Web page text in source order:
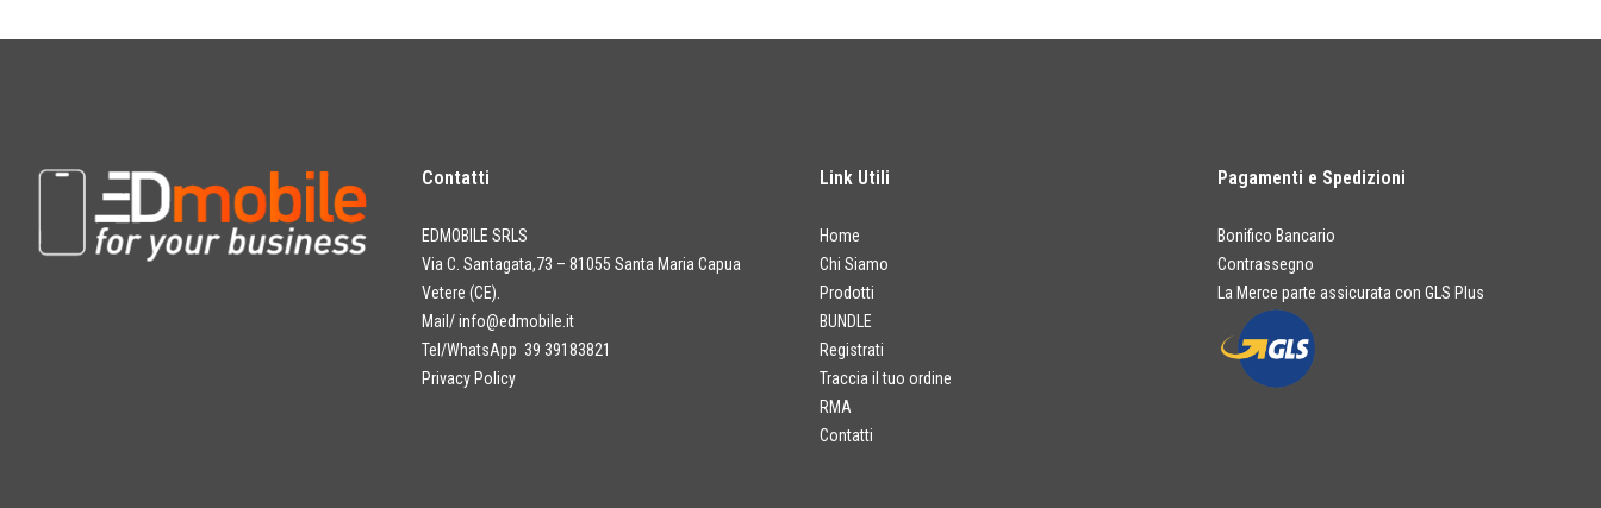
Contatti
EDMOBILE SRLS
Via C. Santagata,73 – 81055 Santa Maria Capua
Vetere (CE).
Mail/info@edmobile.it
Tel/WhatsApp 39 39183821
Privacy Policy
Link Utili
Home
Chi Siamo
Prodotti
BUNDLE
Registrati
Traccia il tuo ordine
RMA
Contatti
Pagamenti e Spedizioni
Bonifico Bancario
Contrassegno
La Merce parte assicurata con GLS Plus